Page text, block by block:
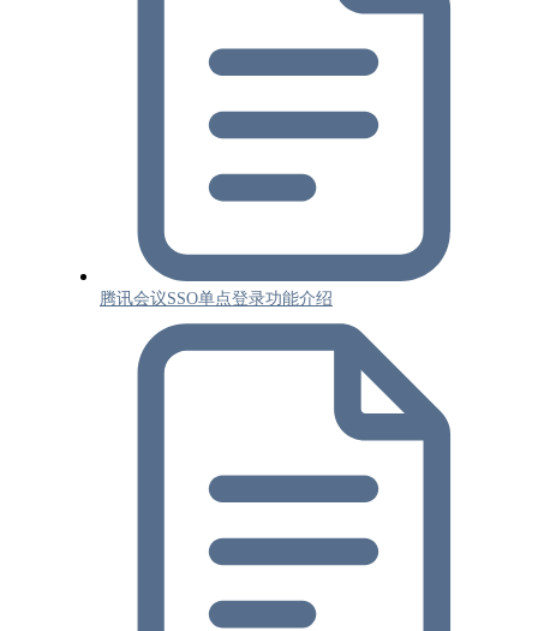
腾讯会议SSO单点登录功能介绍